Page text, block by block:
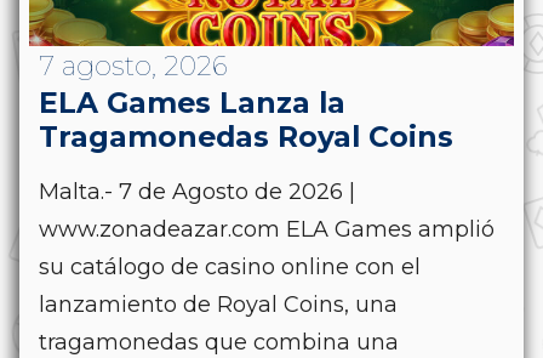
7 agosto, 2026
ELA Games Lanza la
Tragamonedas Royal Coins
Malta.- 7 de Agosto de 2026 |
www.zonadeazar.com ELA Games amplió
su catálogo de casino online con el
lanzamiento de Royal Coins, una
tragamonedas que combina una